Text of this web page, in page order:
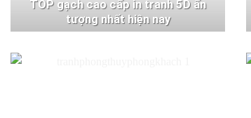
TOP gạch cao cấp in tranh 5D ấn
tượng nhất hiện nay